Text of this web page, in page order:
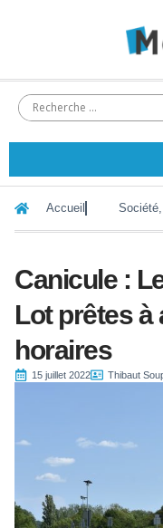
Accueil Société,
Canicule :
Lot prêtes à
horaires
15 juillet 2022 Thibaut